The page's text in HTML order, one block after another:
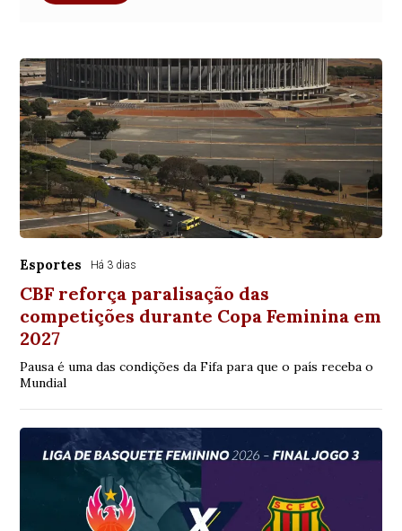
Esportes Há 3 dias
CBF reforça paralisação das
competições durante Copa Feminina em
2027
Pausa é uma das condições da Fifa para que o país receba o
Mundial